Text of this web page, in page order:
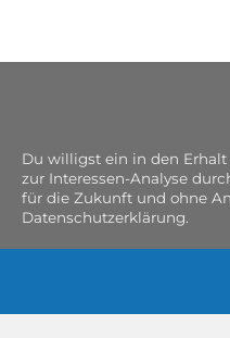
Du willigst ein in den
zur Interessen-Analyse
für die Zukunft und ohne
Datenschutzerklärung.